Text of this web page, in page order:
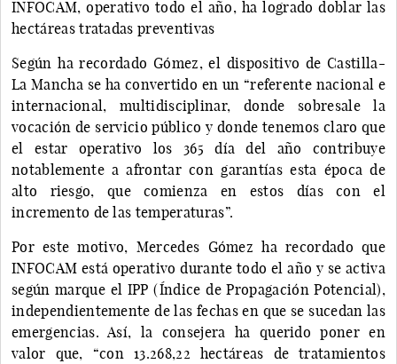
INFOCAM, operativo todo el año, ha logrado doblar las
hectáreas tratadas preventivas
Según ha recordado Gómez, el dispositivo de Castilla-
La Mancha se ha convertido en un “referente nacional e
internacional, multidisciplinar, donde sobresale la
vocación de servicio público y donde tenemos claro que
el estar operativo los 365 día del año contribuye
notablemente a afrontar con garantías esta época de
alto riesgo, que comienza en estos días con el
incremento de las temperaturas”.
Por este motivo, Mercedes Gómez ha recordado que
INFOCAM está operativo durante todo el año y se activa
según marque el IPP (Índice de Propagación Potencial),
independientemente de las fechas en que se sucedan las
emergencias. Así, la consejera ha querido poner en
valor que, “con 13.268,22 hectáreas de tratamientos